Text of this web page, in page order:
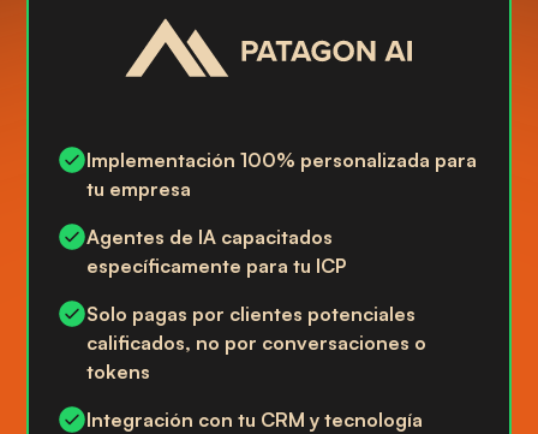
Implementación 100% personalizada para
tu empresa
Agentes de IA capacitados
específicamente para tu ICP
Solo pagas por clientes potenciales
calificados, no por conversaciones o
tokens
Integración con tu CRM y tecnología